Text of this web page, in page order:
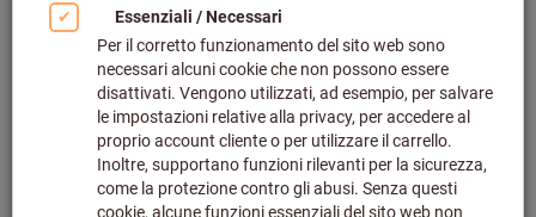
Gewindeformer (123)
Gewindedrehen (483)
Gewindefräser (655)